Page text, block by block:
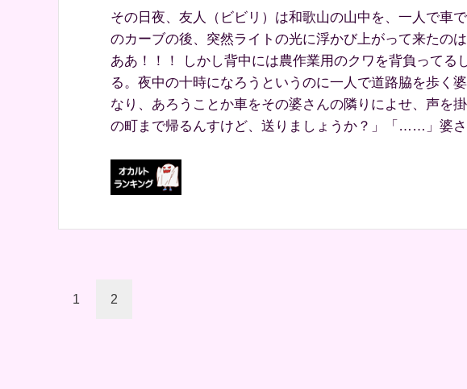
その日夜、友人（ビビリ）は和歌山の山中を、一人で車
のカーブの後、突然ライトの光に浮かび上がって来たの
ああ！！！ しかし背中には農作業用のクワを背負ってる
る。夜中の十時になろうというのに一人で道路脇を歩く
なり、あろうことか車をその婆さんの隣りによせ、声を
の町まで帰るんすけど、送りましょうか？」「……」婆
1 2